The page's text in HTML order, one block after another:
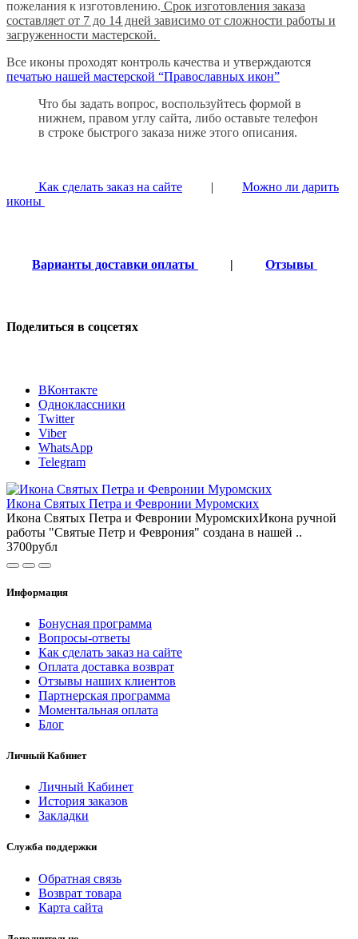
пожелания к изготовлению. Срок изготовления заказа
составляет от 7 до 14 дней зависимо от сложности работы и
загруженности мастерской.
Все иконы проходят контроль качества и утверждаются
печатью нашей мастерской “Православных икон”
Что бы задать вопрос, воспользуйтесь формой в
нижнем, правом углу сайта, либо оставьте телефон
в строке быстрого заказа ниже этого описания.
Как сделать заказ на сайте | Можно ли дарить
иконы
Варианты доставки оплаты | Отзывы
Поделиться в соцсетях
ВКонтакте
Одноклассники
Twitter
Viber
WhatsApp
Telegram
Икона Святых Петра и Февронии Муромских
Икона Святых Петра и Февронии МуромскихИкона ручной
работы "Святые Петр и Феврония" создана в нашей ..
3700рубл
Информация
Бонусная программа
Вопросы-ответы
Как сделать заказ на сайте
Оплата доставка возврат
Отзывы наших клиентов
Партнерская программа
Моментальная оплата
Блог
Личный Кабинет
Личный Кабинет
История заказов
Закладки
Служба поддержки
Обратная связь
Возврат товара
Карта сайта